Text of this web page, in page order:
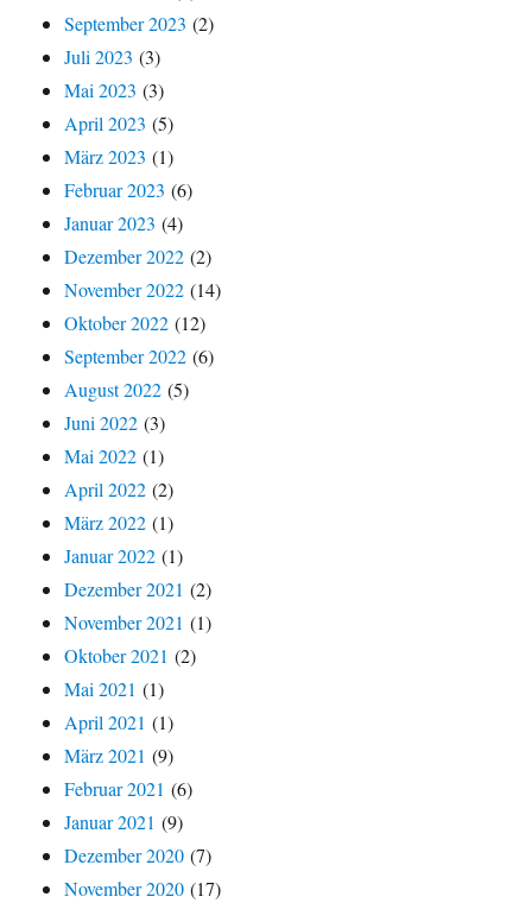
September 2023 (2)
Juli 2023 (3)
Mai 2023 (3)
April 2023 (5)
März 2023 (1)
Februar 2023 (6)
Januar 2023 (4)
Dezember 2022 (2)
November 2022 (14)
Oktober 2022 (12)
September 2022 (6)
August 2022 (5)
Juni 2022 (3)
Mai 2022 (1)
April 2022 (2)
März 2022 (1)
Januar 2022 (1)
Dezember 2021 (2)
November 2021 (1)
Oktober 2021 (2)
Mai 2021 (1)
April 2021 (1)
März 2021 (9)
Februar 2021 (6)
Januar 2021 (9)
Dezember 2020 (7)
November 2020 (17)